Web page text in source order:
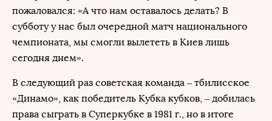
пожаловался: «А что нам оставалось делать? В
субботу у нас был очередной матч национального
чемпионата, мы смогли вылететь в Киев лишь
сегодня днем».
В следующий раз советская команда – тбилисское
«Динамо», как победитель Кубка кубков, – добилась
права сыграть в Суперкубке в 1981 г., но в итоге